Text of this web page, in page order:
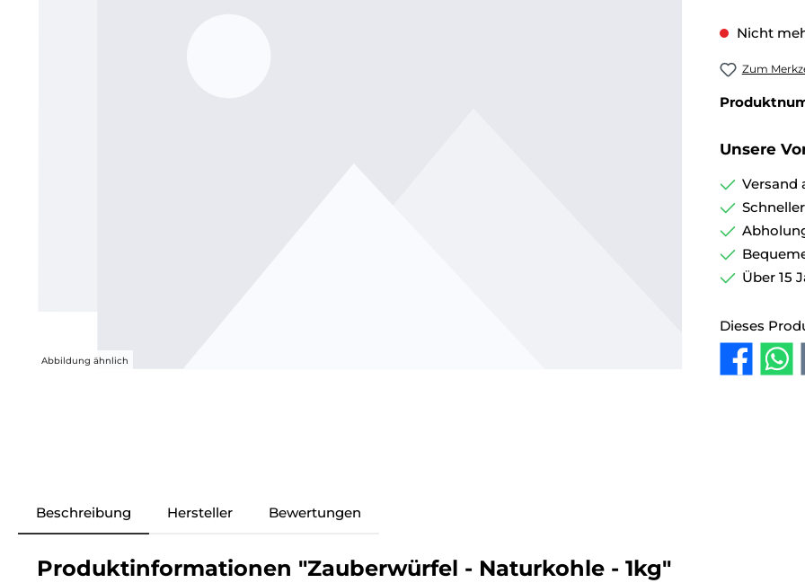
Abbildung ähnlich
Nicht
Zum
Unsere
Versand
Über 15
Dieses
Beschreibung Hersteller Bewertungen
Produktinformationen "Zauberwürfel - Naturkohle - 1kg"